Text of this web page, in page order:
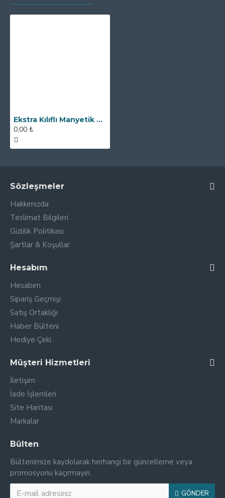
Ekstra Kılıflı Manyetik Çubuk Mıknatıs - 25x140 mm - Yüksek Gauss Gücü
0,00 ₺
Sözleşmeler
Hakkımızda
Teslimat Bilgileri
Gizlilik Politikası
Şartlar & Koşullar
Hesabım
Hesabım
Sipariş Geçmişi
Satış Ortaklığı
Haber Bülteni
Hediye Çeki
Müşteri Hizmetleri
İletişim
İade İşlemleri
Site Haritası
Markalar
Bülten
Bültenimize kaydolarak herhangi bir güncelleme veya
promosyonu kaçırmayın.
GÖNDER